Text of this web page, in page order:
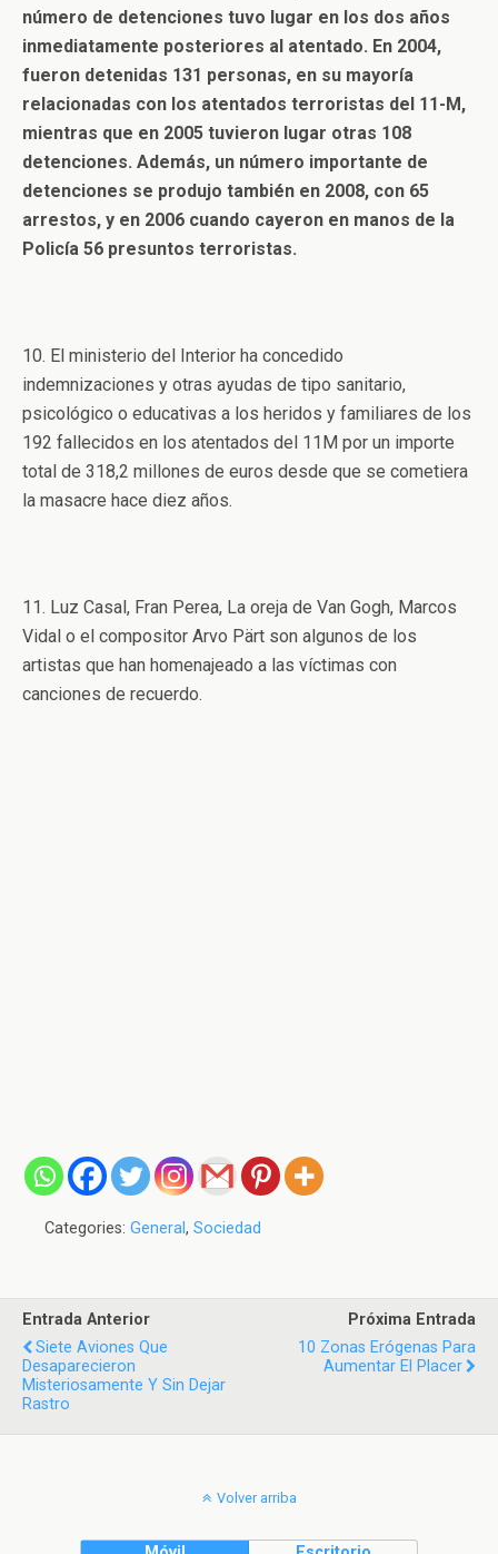
número de detenciones tuvo lugar en los dos años
inmediatamente posteriores al atentado. En 2004,
fueron detenidas 131 personas, en su mayoría
relacionadas con los atentados terroristas del 11-M,
mientras que en 2005 tuvieron lugar otras 108
detenciones. Además, un número importante de
detenciones se produjo también en 2008, con 65
arrestos, y en 2006 cuando cayeron en manos de la
Policía 56 presuntos terroristas.
10. El ministerio del Interior ha concedido
indemnizaciones y otras ayudas de tipo sanitario,
psicológico o educativas a los heridos y familiares de los
192 fallecidos en los atentados del 11M por un importe
total de 318,2 millones de euros desde que se cometiera
la masacre hace diez años.
11. Luz Casal, Fran Perea, La oreja de Van Gogh, Marcos
Vidal o el compositor Arvo Pärt son algunos de los
artistas que han homenajeado a las víctimas con
canciones de recuerdo.
Categories: General, Sociedad
Entrada Anterior
Siete Aviones Que
Desaparecieron
Misteriosamente Y Sin Dejar
Rastro
Próxima Entrada
10 Zonas Erógenas Para
Aumentar El Placer
Volver arriba